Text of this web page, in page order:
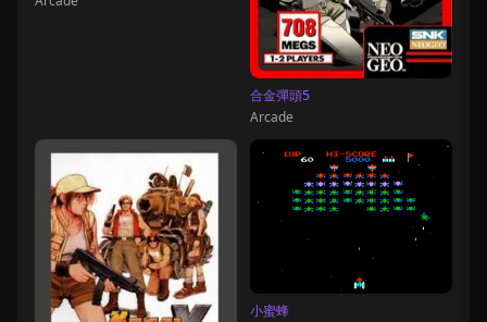
合金彈頭5
Arcade
小蜜蜂